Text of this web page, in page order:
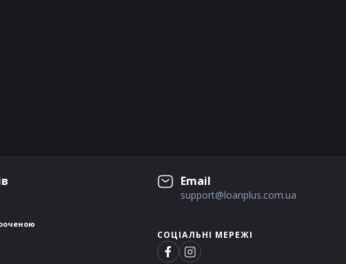
Email
support@loanplus.com.ua
СОЦІАЛЬНІ МЕРЕЖІ